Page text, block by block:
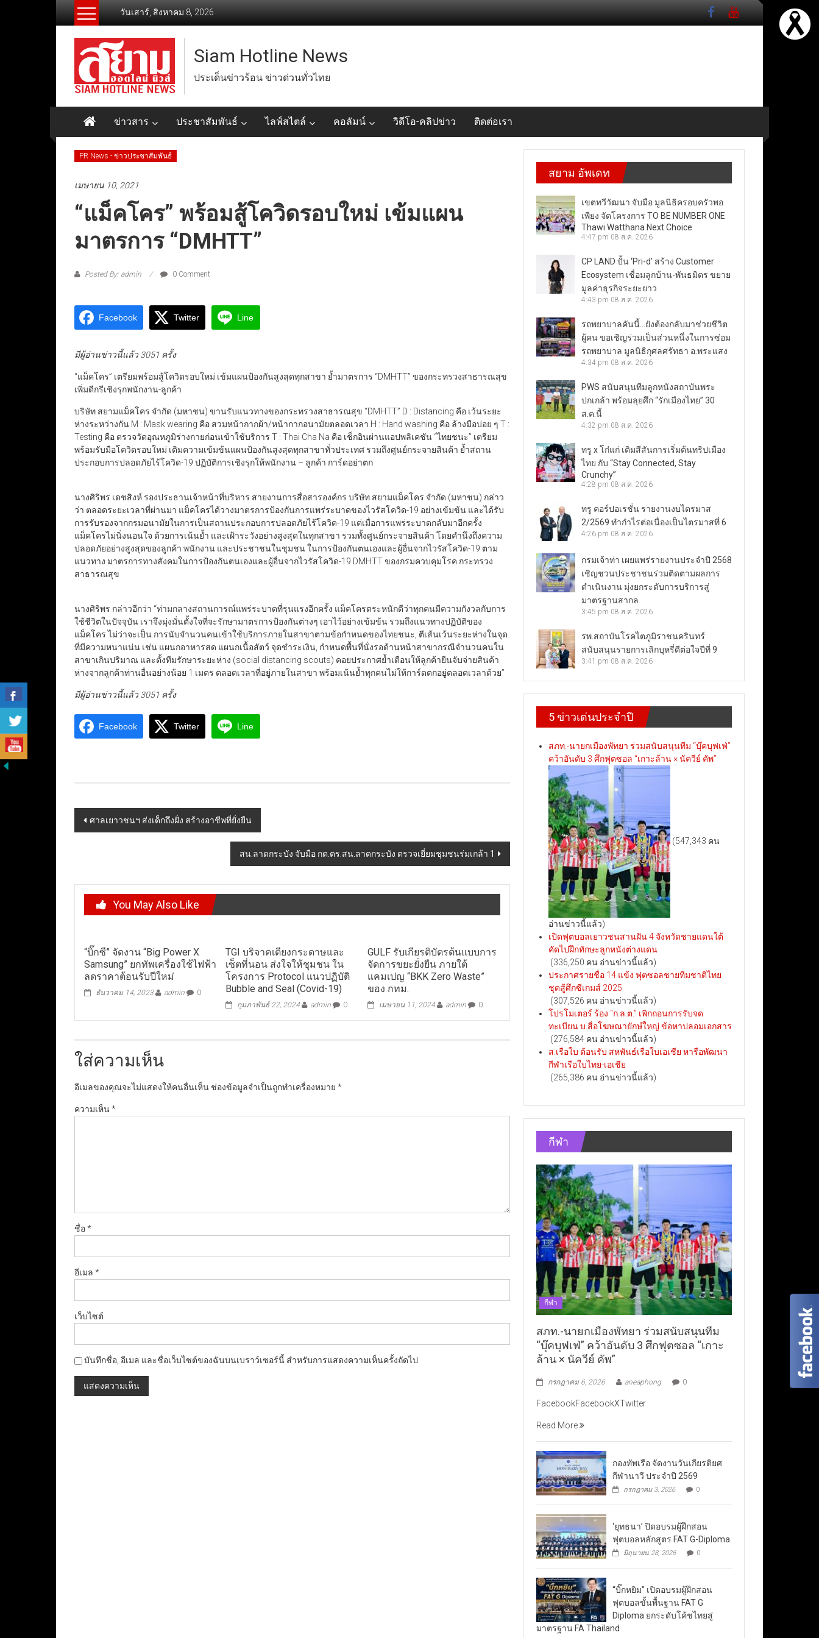
วันเสาร์, สิงหาคม 8, 2026
Siam Hotline News
ประเด็นข่าวร้อน ข่าวด่วนทั่วไทย
ข่าวสาร ประชาสัมพันธ์ ไลฟ์สไตล์ คอลัมน์ วิดีโอ-คลิปข่าว ติดต่อเรา
PR News - ข่าวประชาสัมพันธ์
เมษายน 10, 2021
“แม็คโคร” พร้อมสู้โควิดรอบใหม่ เข้มแผน
มาตรการ “DMHTT”
Posted By: admin 0 Comment
Facebook Twitter Line
มีผู้อ่านข่าวนี้แล้ว 3051 ครั้ง
“แม็คโคร” เตรียมพร้อมสู้โควิดรอบใหม่ เข้มแผนป้องกันสูงสุดทุกสาขา ย้ำมาตรการ “DMHTT” ของกระทรวงสาธารณสุข
เพิ่มดีกรีเชิงรุกพนักงาน-ลูกค้า
บริษัท สยามแม็คโคร จำกัด (มหาชน) ขานรับแนวทางของกระทรวงสาธารณสุข “DMHTT” D : Distancing คือ เว้นระยะ
ห่างระหว่างกัน M : Mask wearing คือ สวมหน้ากากผ้า/หน้ากากอนามัยตลอดเวลา H : Hand washing คือ ล้างมือบ่อย ๆ T :
Testing คือ ตรวจวัดอุณหภูมิร่างกายก่อนเข้าใช้บริการ T : Thai Cha Na คือ เช็กอินผ่านแอปพลิเคชัน “ไทยชนะ” เตรียม
พร้อมรับมือโควิดรอบใหม่ เติมความเข้มข้นแผนป้องกันสูงสุดทุกสาขาทั่วประเทศ รวมถึงศูนย์กระจายสินค้า ย้ำสถาน
ประกอบการปลอดภัยไร้โควิด-19 ปฏิบัติการเชิงรุกให้พนักงาน – ลูกค้า การ์ดอย่าตก
นางศิริพร เดชสิงห์ รองประธานเจ้าหน้าที่บริหาร สายงานการสื่อสารองค์กร บริษัท สยามแม็คโคร จำกัด (มหาชน) กล่าว
ว่า ตลอดระยะเวลาที่ผ่านมา แม็คโครได้วางมาตรการป้องกันการแพร่ระบาดของไวรัสโควิด-19 อย่างเข้มข้น และได้รับ
การรับรองจากกรมอนามัยในการเป็นสถานประกอบการปลอดภัยไร้โควิด-19 แต่เมื่อการแพร่ระบาดกลับมาอีกครั้ง
แม็คโครไม่นิ่งนอนใจ ด้วยการเน้นย้ำ และเฝ้าระวังอย่างสูงสุดในทุกสาขา รวมทั้งศูนย์กระจายสินค้า โดยคำนึงถึงความ
ปลอดภัยอย่างสูงสุดของลูกค้า พนักงาน และประชาชนในชุมชน ในการป้องกันตนเองและผู้อื่นจากไวรัสโควิด-19 ตาม
แนวทาง มาตรการทางสังคมในการป้องกันตนเองและผู้อื่นจากไวรัสโควิด-19 DMHTT ของกรมควบคุมโรค กระทรวง
สาธารณสุข
นางศิริพร กล่าวอีกว่า “ท่ามกลางสถานการณ์แพร่ระบาดที่รุนแรงอีกครั้ง แม็คโครตระหนักดีว่าทุกคนมีความกังวลกับการ
ใช้ชีวิตในปัจจุบัน เราจึงมุ่งมั่นตั้งใจที่จะรักษามาตรการป้องกันต่างๆ เอาไว้อย่างเข้มข้น รวมถึงแนวทางปฏิบัติของ
แม็คโคร ไม่ว่าจะเป็น การนับจำนวนคนเข้าใช้บริการภายในสาขาตามข้อกำหนดของไทยชนะ, ตีเส้นเว้นระยะห่างในจุด
ที่มีความหนาแน่น เช่น แผนกอาหารสด แผนกเนื้อสัตว์ จุดชำระเงิน, กำหนดพื้นที่นั่งรอด้านหน้าสาขากรณีจำนวนคนใน
สาขาเกินปริมาณ และตั้งทีมรักษาระยะห่าง (social distancing scouts) คอยประกาศย้ำเตือนให้ลูกค้ายืนจับจ่ายสินค้า
ห่างจากลูกค้าท่านอื่นอย่างน้อย 1 เมตร ตลอดเวลาที่อยู่ภายในสาขา พร้อมเน้นย้ำทุกคนไม่ให้การ์ดตกอยู่ตลอดเวลาด้วย”
มีผู้อ่านข่าวนี้แล้ว 3051 ครั้ง
Facebook Twitter Line
Post
ศาลเยาวชนฯ ส่งเด็กถึงฝั่ง สร้างอาชีพที่ยั่งยืน
สน.ลาดกระบัง จับมือ กต.ตร.สน.ลาดกระบัง ตรวจเยี่ยมชุมชนร่มเกล้า 1
You May Also Like
“บิ๊กซี” จัดงาน “Big Power X
Samsung” ยกทัพเครื่องใช้ไฟฟ้า
ลดราคาต้อนรับปีใหม่
ธันวาคม 14, 2023 admin 0
TGI บริจาคเตียงกระดาษและ
เซ็ตที่นอน ส่งใจให้ชุมชน ใน
โครงการ Protocol แนวปฏิบัติ
Bubble and Seal (Covid-19)
กุมภาพันธ์ 22, 2024 admin 0
GULF รับเกียรติบัตรต้นแบบการ
จัดการขยะยั่งยืน ภายใต้
แคมเปญ “BKK Zero Waste”
ของ กทม.
เมษายน 11, 2024 admin 0
ใส่ความเห็น
อีเมลของคุณจะไม่แสดงให้คนอื่นเห็น ช่องข้อมูลจำเป็นถูกทำเครื่องหมาย *
ความเห็น*
ชื่อ*
อีเมล *
เว็บไซต์
บันทึกชื่อ, อีเมล และชื่อเว็บไซต์ของฉันบนเบราว์เซอร์นี้ สำหรับการแสดงความเห็นครั้งถัดไป
สยาม อัพเดท
เขตทวีวัฒนา จับมือ มูลนิธิครอบครัวพอ
เพียง จัดโครงการ TO BE NUMBER ONE
Thawi Watthana Next Choice
4:47 pm 08 ส.ค. 2026
CP LAND ปั้น ‘Pri-d’ สร้าง Customer
Ecosystem เชื่อมลูกบ้าน-พันธมิตร ขยาย
มูลค่าธุรกิจระยะยาว
4:43 pm 08 ส.ค. 2026
รถพยาบาลคันนี้…ยังต้องกลับมาช่วยชีวิต
ผู้คน ขอเชิญร่วมเป็นส่วนหนึ่งในการซ่อม
รถพยาบาล มูลนิธิกุศลศรัทธา อ.พระแสง
4:34 pm 08 ส.ค. 2026
PWS สนับสนุนทีมลูกหนังสถาบันพระ
ปกเกล้า พร้อมลุยศึก “รักเมืองไทย” 30
ส.ค.นี้
4:32 pm 08 ส.ค. 2026
ทรู x โก๋แก่ เติมสีสันการเริ่มต้นทริปเมือง
ไทย กับ “Stay Connected, Stay
Crunchy”
4:28 pm 08 ส.ค. 2026
ทรู คอร์ปอเรชั่น รายงานงบไตรมาส
2/2569 ทำกำไรต่อเนื่องเป็นไตรมาสที่ 6
4:26 pm 08 ส.ค. 2026
กรมเจ้าท่า เผยแพร่รายงานประจำปี 2568
เชิญชวนประชาชนร่วมติดตามผลการ
ดำเนินงาน มุ่งยกระดับการบริการสู่
มาตรฐานสากล
3:45 pm 08 ส.ค. 2026
รพ.สถาบันโรคไตภูมิราชนครินทร์
สนับสนุนรายการเลิกบุหรี่ดีต่อใจปีที่ 9
3:41 pm 08 ส.ค. 2026
5 ข่าวเด่นประจำปี
สภท.-นายกเมืองพัทยา ร่วมสนับสนุนทีม “บุ๊คบุฟเฟ่”
คว้าอันดับ 3 ศึกฟุตซอล “เกาะล้าน × นัควีย์ คัพ”
(547,343 คน
อ่านข่าวนี้แล้ว)
เปิดฟุตบอลเยาวชนสานฝัน 4 จังหวัดชายแดนใต้
คัดไปฝึกทักษะลูกหนังต่างแดน
(336,250 คน อ่านข่าวนี้แล้ว)
ประกาศรายชื่อ 14 แข้ง ฟุตซอลชายทีมชาติไทย
ชุดสู้ศึกซีเกมส์ 2025
(307,526 คน อ่านข่าวนี้แล้ว)
โปรโมเตอร์ ร้อง “ก.ล.ต.” เพิกถอนการรับจด
ทะเบียน บ.สื่อโฆษณายักษ์ใหญ่ ข้อหาปลอมเอกสาร
(276,584 คน อ่านข่าวนี้แล้ว)
ส.เรือใบ ต้อนรับ สหพันธ์เรือใบเอเชีย หารือพัฒนา
กีฬาเรือใบไทย-เอเชีย
(265,386 คน อ่านข่าวนี้แล้ว)
กีฬา
กีฬา
สภท.-นายกเมืองพัทยา ร่วมสนับสนุนทีม
“บุ๊คบุฟเฟ่” คว้าอันดับ 3 ศึกฟุตซอล “เกาะ
ล้าน × นัควีย์ คัพ”
กรกฎาคม 6, 2026 aneaphong 0
FacebookFacebookXTwitter
Read More
กองทัพเรือ จัดงานวันเกียรติยศ
กีฬานาวี ประจำปี 2569
กรกฎาคม 3, 2026 0
‘ยุทธนา’ ปิดอบรมผู้ฝึกสอน
ฟุตบอลหลักสูตร FAT G-Diploma
มิถุนายน 28, 2026 0
“บิ๊กหยิม” เปิดอบรมผู้ฝึกสอน
ฟุตบอลขั้นพื้นฐาน FAT G
Diploma ยกระดับโค้ชไทยสู่
มาตรฐาน FA Thailand